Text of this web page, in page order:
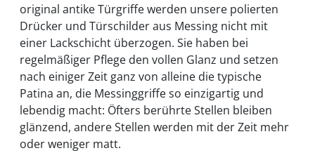
original antike Türgriffe werden unsere polierten
Drücker und Türschilder aus Messing nicht mit
einer Lackschicht überzogen. Sie haben bei
regelmäßiger Pflege den vollen Glanz und setzen
nach einiger Zeit ganz von alleine die typische
Patina an, die Messinggriffe so einzigartig und
lebendig macht: Öfters berührte Stellen bleiben
glänzend, andere Stellen werden mit der Zeit mehr
oder weniger matt.